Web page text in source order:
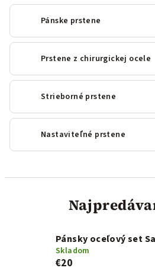
Pánske prstene
Prstene z chirurgickej ocele
Strieborné prstene
Nastaviteľné prstene
Pánsky oceľový set
Skladom
€20